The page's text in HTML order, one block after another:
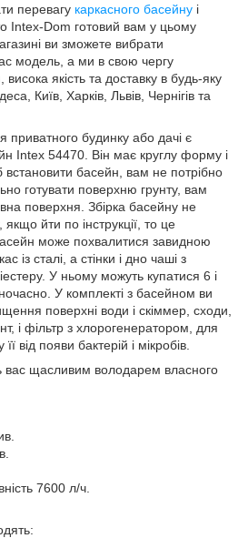
перевагу каркасного басейну і
Intex-Dom готовий вам у цьому
ви зможете вибрати
модель, а ми в свою чергу
висока якість та доставку в будь-яку
Київ, Харків, Львів, Чернігів та
приватного будинку або дачі є
Intex 54470. Він має круглу форму і
басейн, вам не потрібно
готувати поверхню грунту, вам
поверхня. Збірка басейну не
йти по інструкції, то це
може похвалитися завидною
із сталі, а стінки і дно чаші з
У ньому можуть купатися 6 і
У комплекті з басейном ви
поверхні води і скіммер, сходи,
і фільтр з хлорогенератором, для
від появи бактерій і мікробів.
вас щасливим володарем власного
7600 л/ч.